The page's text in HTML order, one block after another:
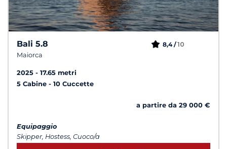
Bali 5.8
Maiorca
8,4 /10
2025
17.65 metri
5 Cabine
10 Cuccette
a partire da 29 000 €
Equipaggio
Skipper, Hostess, Cuoco/a